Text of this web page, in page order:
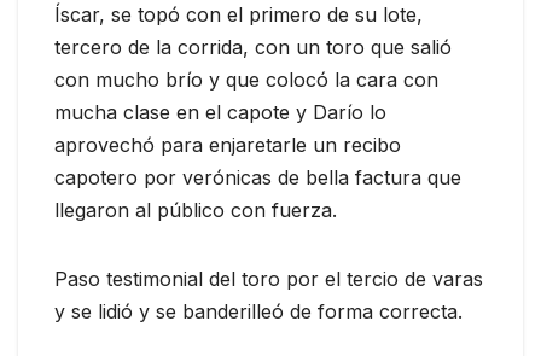
Íscar, se topó con el primero de su lote,
tercero de la corrida, con un toro que salió
con mucho brío y que colocó la cara con
mucha clase en el capote y Darío lo
aprovechó para enjaretarle un recibo
capotero por verónicas de bella factura que
llegaron al público con fuerza.
Paso testimonial del toro por el tercio de varas
y se lidió y se banderilleó de forma correcta.